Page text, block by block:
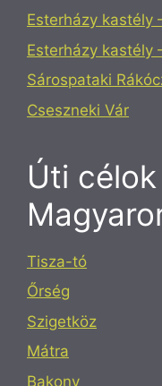
Esterházy kastély
Esterházy kastély
Sárospataki
Cseszneki Vár
Úti célok
Tisza-tó
Őrség
Szigetköz
Mátra
Bakony